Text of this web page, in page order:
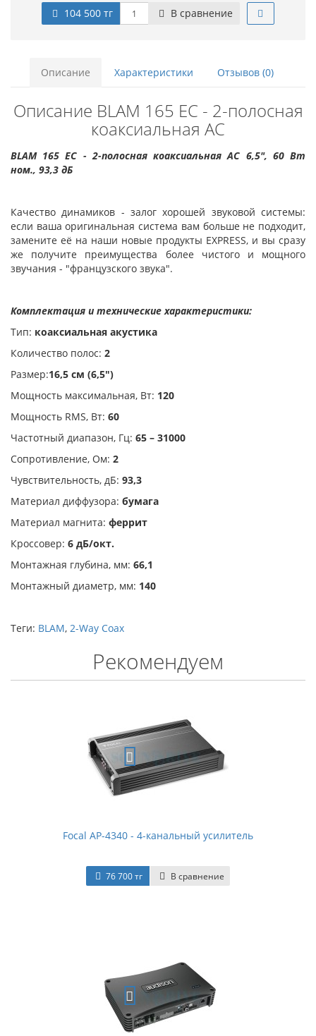
104 500 тг В сравнение
Описание Характеристики Отзывов (0)
Описание BLAM 165 EC - 2-полосная
коаксиальная АС
BLAM 165 EC - 2-полосная коаксиальная АС 6,5", 60 Вт
ном., 93,3 дБ
Качество динамиков - залог хорошей звуковой системы:
если ваша оригинальная система вам больше не подходит,
замените её на наши новые продукты EXPRESS, и вы сразу
же получите преимущества более чистого и мощного
звучания - "французского звука".
Комплектация и технические характеристики:
Тип: коаксиальная акустика
Количество полос: 2
Размер:16,5 см (6,5")
Мощность максимальная, Вт: 120
Мощность RMS, Вт: 60
Частотный диапазон, Гц: 65 – 31000
Сопротивление, Ом: 2
Чувствительность, дБ: 93,3
Материал диффузора: бумага
Материал магнита: феррит
Кроссовер: 6 дБ/окт.
Монтажная глубина, мм: 66,1
Монтажный диаметр, мм: 140
Теги: BLAM, 2-Way Coax
Рекомендуем
Focal AP-4340 - 4-канальный усилитель
76 700 тг В сравнение